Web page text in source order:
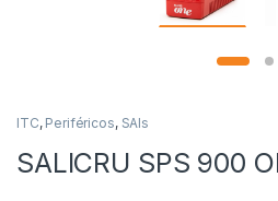
ITC, Periféricos, SAIs
SALICRU SPS 900